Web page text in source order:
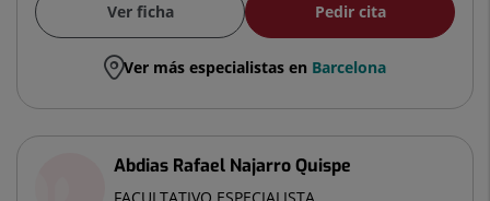
Ver ficha Pedir cita
Ver más especialistas en Barcelona
Abdias Rafael Najarro Quispe